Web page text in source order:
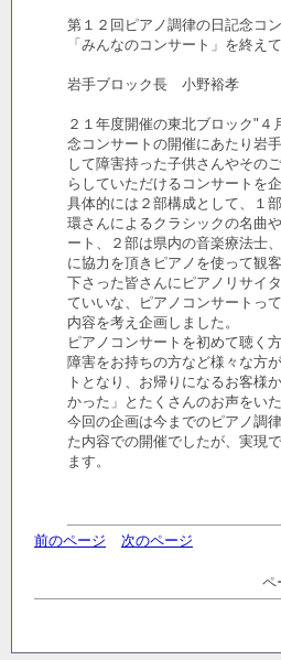
第１２回ピアノ調律の日記念コ
「みんなのコンサート」を終えて
岩手ブロック長 小野裕孝
２１年度開催の東北ブロック"
念コンサートの開催にあたり岩
して障害持った子供さんやその
らしていただけるコンサートを
具体的には２部構成として、１
環さんによるクラシックの名曲
ート、２部は県内の音楽療法士
に協力を頂きピアノを使って観
下さった皆さんにピアノリサイ
ていいな、ピアノコンサートっ
内容を考え企画しました。
ピアノコンサートを初めて聴く
障害をお持ちの方など様々な方
トとなり、お帰りになるお客様
かった」とたくさんのお声をい
今回の企画は今までのピアノ調
た内容での開催でしたが、実現
ます。
前のページ 次のページ
ペ